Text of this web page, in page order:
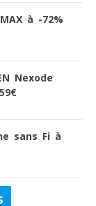
à -72%
Nexode
sans Fi à